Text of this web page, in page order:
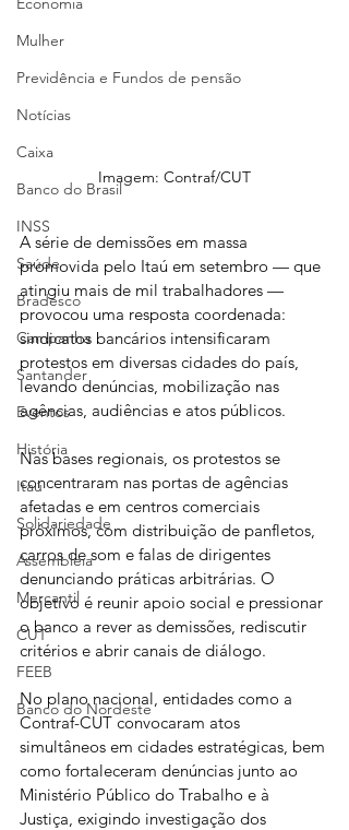
Mulher
Previdência e Fundos de pensão
Notícias
Caixa
Banco do Brasil
INSS
Saúde
Bradesco
Campanha
Santander
Eventos
História
Itaú
Solidariedade
Assembleia
Mercantil
CUT
FEEB
Banco do Nordeste
Imagem: Contraf/CUT
A série de demissões em massa
promovida pelo Itaú em setembro — que
atingiu mais de mil trabalhadores —
provocou uma resposta coordenada:
sindicatos bancários intensificaram
protestos em diversas cidades do país,
levando denúncias, mobilização nas
agências, audiências e atos públicos.
Nas bases regionais, os protestos se
concentraram nas portas de agências
afetadas e em centros comerciais
próximos, com distribuição de panfletos,
carros de som e falas de dirigentes
denunciando práticas arbitrárias. O
objetivo é reunir apoio social e pressionar
o banco a rever as demissões, rediscutir
critérios e abrir canais de diálogo.
No plano nacional, entidades como a
Contraf-CUT convocaram atos
simultâneos em cidades estratégicas, bem
como fortaleceram denúncias junto ao
Ministério Público do Trabalho e à
Justiça, exigindo investigação dos